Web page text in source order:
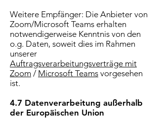
Weitere Empfänger: Die Anbieter von
Zoom/Microsoft Teams erhalten
notwendigerweise Kenntnis von den
o.g. Daten, soweit dies im Rahmen
unserer
Auftragsverarbeitungsverträge mit
Zoom / Microsoft Teams vorgesehen
ist.
4.7 Datenverarbeitung außerhalb
der Europäischen Union